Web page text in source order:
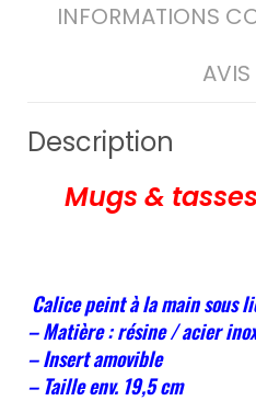
INFORMATIONS
Description
Mugs &
Calice peint à la main sous
– Matière : résine / acier
– Insert amovible
– Taille env. 19,5 cm